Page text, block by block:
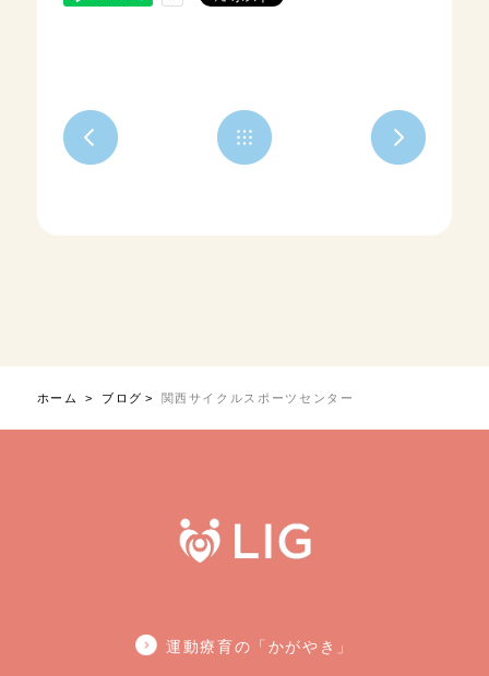
ホーム ブログ 関西サイクルスポーツセンター
運動療育の「かがやき」